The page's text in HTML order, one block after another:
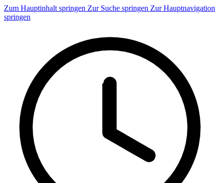
Zum Hauptinhalt springen Zur Suche springen Zur Hauptnavigation
springen